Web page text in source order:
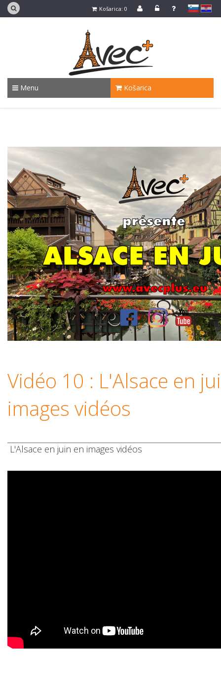
slovenskoHrvaško
Košarica: 0
Menu Košarica
Vidéo 10 : L'Alsace en
images vidéos
L'Alsace en juin en images vidéos